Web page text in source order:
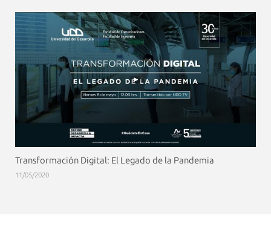
Transformación Digital: El Legado de la Pandemia
11/05/2020